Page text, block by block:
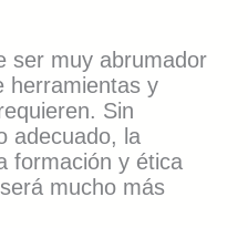
ser muy abrumador
herramientas y
Sin
adecuado, la
formación y ética
mucho más